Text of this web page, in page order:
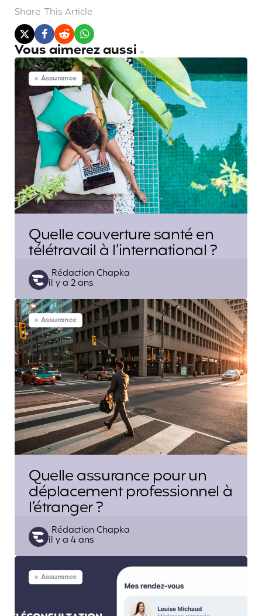
Share This Article
Vous aimerez aussi
Assurance
Quelle couverture santé en
télétravail à l’international ?
Posted
by
Rédaction Chapka
il y a 2 ans
Assurance
Quelle assurance pour un
déplacement professionnel à
l’étranger ?
Posted
by
Rédaction Chapka
il y a 4 ans
Assurance